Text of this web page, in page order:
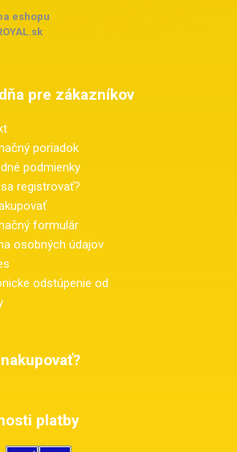
eshopu:
pre zákazníkov
poriadok
podmienky
registrovať?
formulár
osobných údajov
odstúpenie od
platby